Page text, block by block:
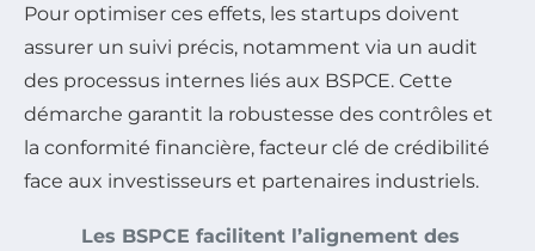
Pour optimiser ces effets, les startups doivent
assurer un suivi précis, notamment via un audit
des processus internes liés aux BSPCE. Cette
démarche garantit la robustesse des contrôles et
la conformité financière, facteur clé de crédibilité
face aux investisseurs et partenaires industriels.
Les BSPCE facilitent l’alignement des